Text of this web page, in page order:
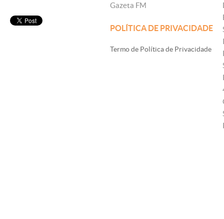
Gazeta FM
POLÍTICA DE PRIVACIDADE
Termo de Política de Privacidade